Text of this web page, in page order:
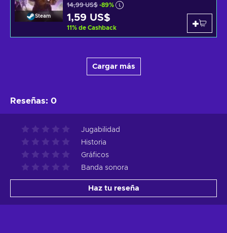
Steam
14,99 US$ -89%
1,59 US$
11% de Cashback
Cargar más
Reseñas: 0
Jugabilidad
Historia
Gráficos
Banda sonora
Haz tu reseña